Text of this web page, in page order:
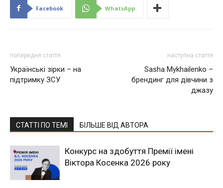
Facebook WhatsApp
попередня стаття
Українські зірки – на
підтримку ЗСУ
наступна стаття
Sasha Mykhailenko –
брендинг для дівчини з
джазу
СТАТТІ ПО ТЕМІ БІЛЬШЕ ВІД АВТОРА
Конкурс на здобуття Премії імені
Віктора Косенка 2026 року